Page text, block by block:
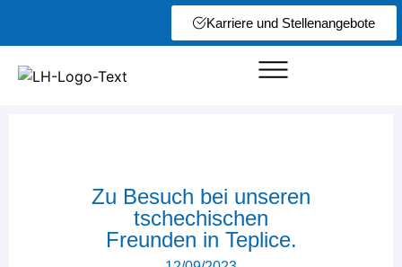
Karriere und Stellenangebote
Zu Besuch bei unseren
tschechischen
Freunden in Teplice.